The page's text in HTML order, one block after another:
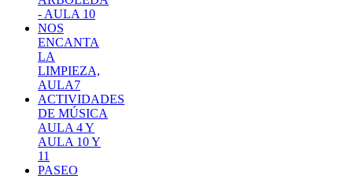
- AULA 10
NOS
ENCANTA
LA
LIMPIEZA,
AULA7
ACTIVIDADES
DE MÚSICA
AULA 4 Y
AULA 10 Y
11
PASEO